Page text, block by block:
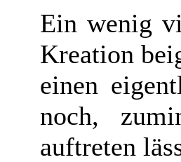
Ein wenig
Kreation
einen
noch,
auftreten